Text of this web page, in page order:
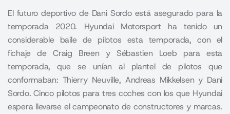
El futuro deportivo de Dani Sordo está asegurado para la
temporada 2020. Hyundai Motorsport ha tenido un
considerable baile de pilotos esta temporada, con el
fichaje de Craig Breen y Sébastien Loeb para esta
temporada, que se unían al plantel de pilotos que
conformaban: Thierry Neuville, Andreas Mikkelsen y Dani
Sordo. Cinco pilotos para tres coches con los que Hyundai
espera llevarse el campeonato de constructores y marcas.